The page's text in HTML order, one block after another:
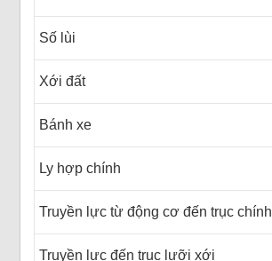
Số lùi
Xới đất
Bánh xe
Ly hợp chính
Truyền lực từ động cơ đến trục chính
Truyền lực đến trục lưỡi xới